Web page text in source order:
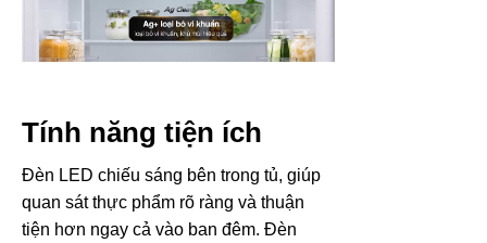
Tính năng tiện ích
Đèn LED chiếu sáng bên trong tủ, giúp
quan sát thực phẩm rõ ràng và thuận
tiện hơn ngay cả vào ban đêm. Đèn